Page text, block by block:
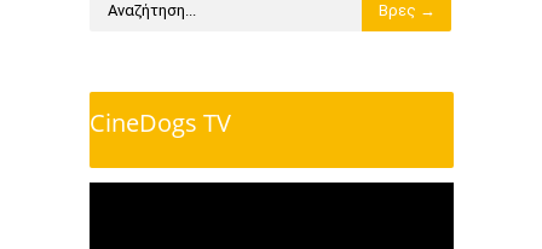
CineDogs TV